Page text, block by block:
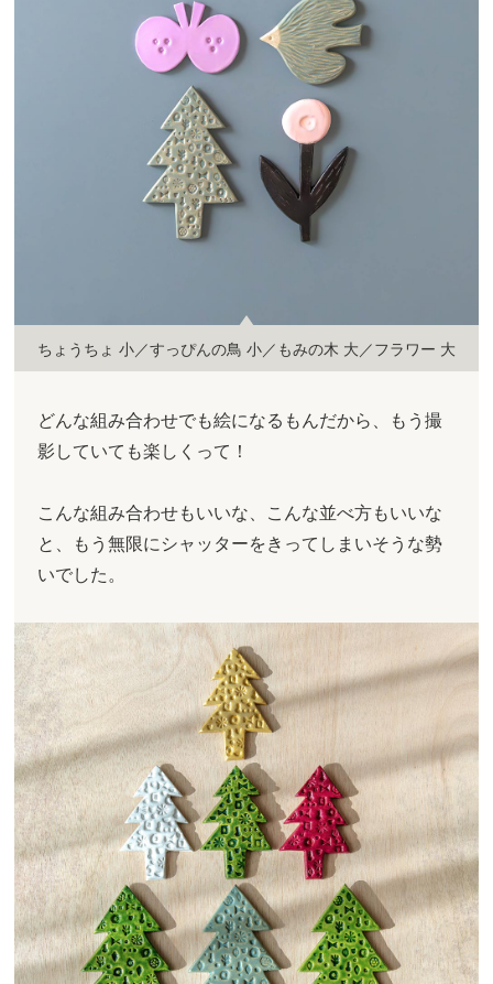
ちょうちょ 小／すっぴんの鳥 小／もみの木 大／フラワー 大
どんな組み合わせでも絵になるもんだから、もう撮
影していても楽しくって！
こんな組み合わせもいいな、こんな並べ方もいいな
と、もう無限にシャッターをきってしまいそうな勢
いでした。